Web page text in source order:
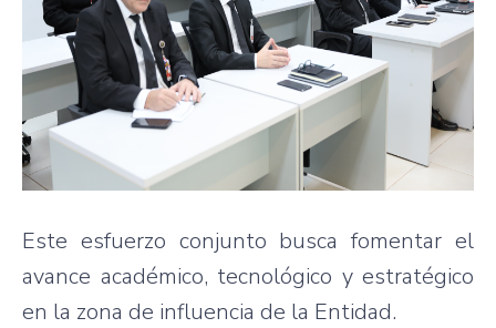
Este esfuerzo conjunto busca fomentar el
avance académico, tecnológico y estratégico
en la zona de influencia de la Entidad.